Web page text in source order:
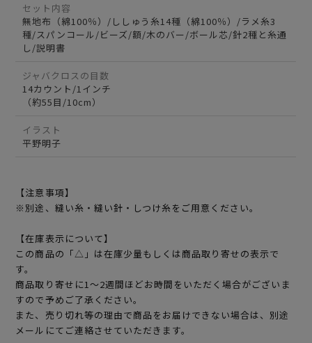
セット内容
無地布（綿100％）/ししゅう糸14種（綿100％）/ラメ糸3
種/スパンコール/ビーズ/額/木のバー/ボール芯/針2種と糸通
し/説明書
ジャバクロスの目数
14カウント/1インチ
（約55目/10cm）
イラスト
平野明子
【注意事項】
※別途、縫い糸・縫い針・しつけ糸をご用意ください。
【在庫表示について】
この商品の「△」は在庫少量もしくは商品取り寄せの表示で
す。
商品取り寄せに1～2週間ほどお時間をいただく場合がございま
すので予めご了承ください。
また、売り切れ等の理由で商品をお届けできない場合は、別途
メールにてご連絡させていただきます。